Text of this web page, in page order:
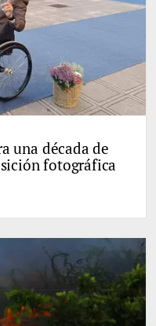
una década de
fotográfica